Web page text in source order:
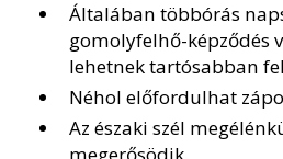
Általában többórás
gomolyfelhő-képződés
lehetnek tartósabban
Néhol előfordulhat
Az északi szél